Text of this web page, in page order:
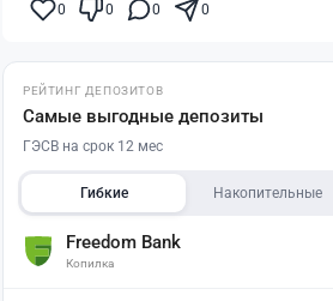
0 0 0 0
РЕЙТИНГ ДЕПОЗИТОВ
Самые выгодные депозиты
ГЭСВ на срок 12 мес
Гибкие Накопительные
Freedom Bank
Копилка